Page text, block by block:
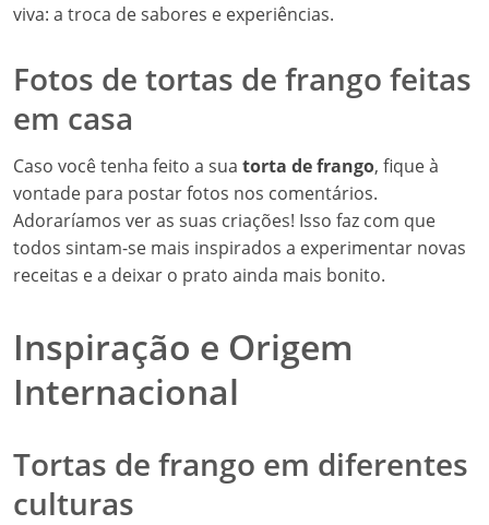
viva: a troca de sabores e experiências.
Fotos de tortas de frango feitas
em casa
Caso você tenha feito a sua torta de frango, fique à
vontade para postar fotos nos comentários.
Adoraríamos ver as suas criações! Isso faz com que
todos sintam-se mais inspirados a experimentar novas
receitas e a deixar o prato ainda mais bonito.
Inspiração e Origem
Internacional
Tortas de frango em diferentes
culturas